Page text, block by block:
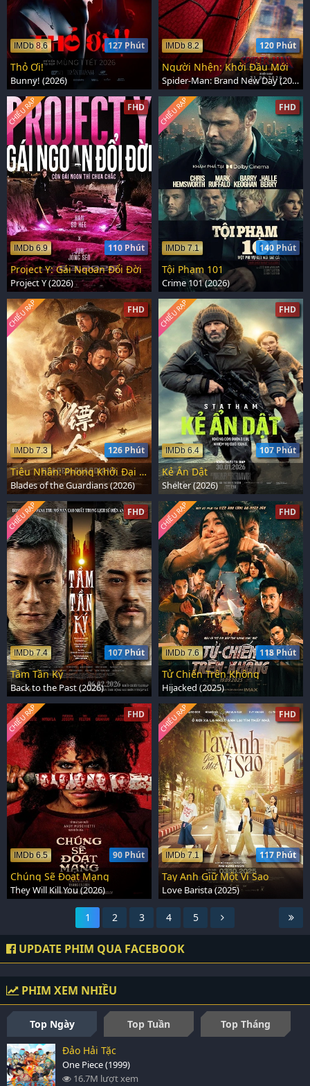
127 Phút
IMDb 8.6
Thỏ Ơi!
Bunny! (2026)
120 Phút
IMDb 8.2
Người Nhện: Khởi Đầu Mới
Spider-Man: Brand New Day (2026)
FHD
110 Phút
IMDb 6.9
CHIẾU RẠP
Project Y: Gái Ngoan Đổi Đời
Project Y (2026)
FHD
140 Phút
IMDb 7.1
CHIẾU RẠP
Tội Phạm 101
Crime 101 (2026)
FHD
126 Phút
IMDb 7.3
CHIẾU RẠP
Tiêu Nhân: Phong Khởi Đại Mạc
Blades of the Guardians (2026)
FHD
107 Phút
IMDb 6.4
CHIẾU RẠP
Kẻ Ẩn Dật
Shelter (2026)
FHD
107 Phút
IMDb 7.4
CHIẾU RẠP
Tầm Tần Ký
Back to the Past (2026)
FHD
118 Phút
IMDb 7.6
CHIẾU RẠP
Tử Chiến Trên Không
Hijacked (2025)
FHD
90 Phút
IMDb 6.5
CHIẾU RẠP
Chúng Sẽ Đoạt Mạng
They Will Kill You (2026)
FHD
117 Phút
IMDb 7.1
CHIẾU RẠP
Tay Anh Giữ Một Vì Sao
Love Barista (2025)
1 2 3 4 5
UPDATE PHIM QUA FACEBOOK
PHIM XEM NHIỀU
Top Ngày Top Tuần
Top Tháng
Đảo Hải Tặc
One Piece (1999)
16.7M lượt xem